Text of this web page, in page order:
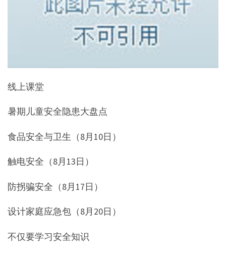
线上课堂
暑期儿童安全隐患大盘点
食品安全与卫生（8月10日）
触电安全（8月13日）
防拐骗安全（8月17日）
设计家庭应急包（8月20日）
不仅要学习安全知识